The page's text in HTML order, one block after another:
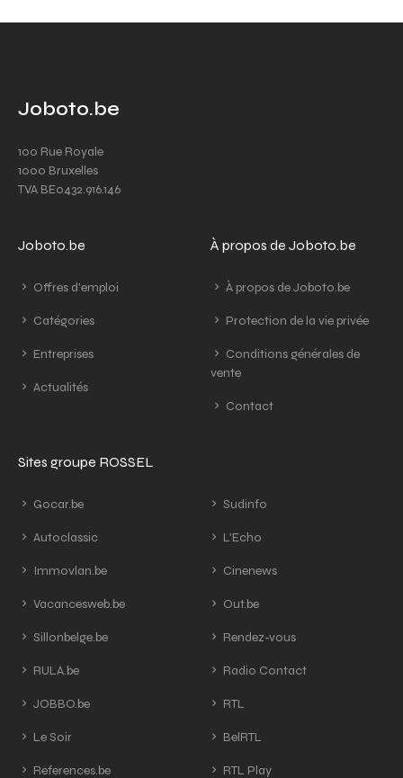
Joboto.be
100 Rue Royale
1000 Bruxelles
TVA BE0432.916.146
Joboto.be
Offres d'emploi
Catégories
Entreprises
Actualités
À propos de Joboto.be
À propos de Joboto.be
Protection de la vie privée
Conditions générales de
vente
Contact
Sites groupe ROSSEL
Gocar.be
Autoclassic
Immovlan.be
Vacancesweb.be
Sillonbelge.be
RULA.be
JOBBO.be
Le Soir
References.be
Sudinfo
L'Echo
Cinenews
Out.be
Rendez-vous
Radio Contact
RTL
BelRTL
RTL Play